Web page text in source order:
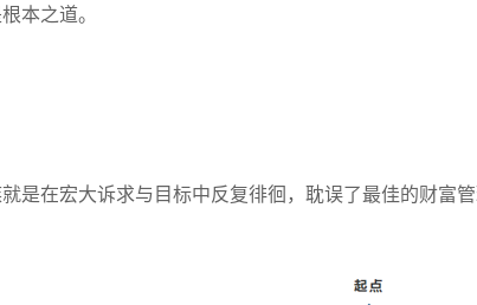
本之道。
是在宏大诉求与目标中反复徘徊，耽误了最佳的财富